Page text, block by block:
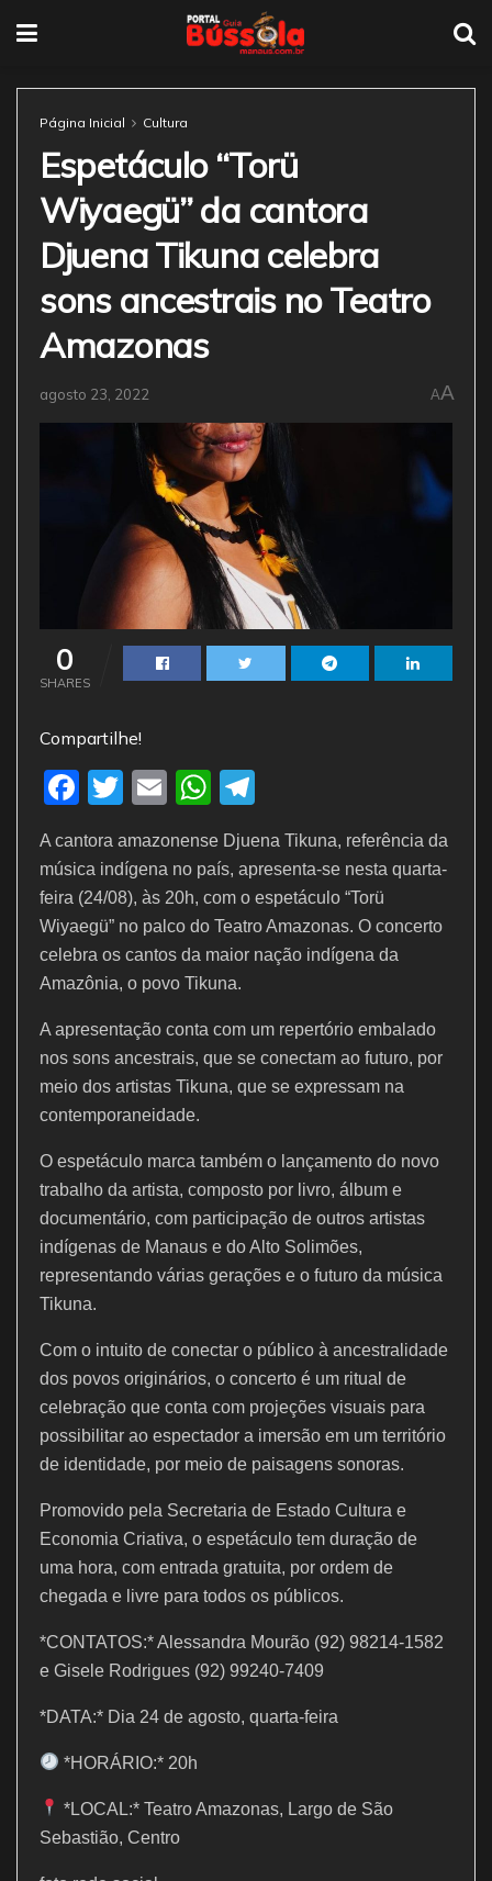
Página Inicial Cultura
Espetáculo “Torü
Wiyaegü” da cantora
Djuena Tikuna celebra
sons ancestrais no Teatro
Amazonas
agosto 23, 2022 AA
0
SHARES
Compartilhe!
F
c
e
b
o
o
k
T
itt
er
E
ai
l
W
h
at
s
A
p
p
e
gr
a
m
A cantora amazonense Djuena Tikuna, referência da
música indígena no país, apresenta-se nesta quarta-
feira (24/08), às 20h, com o espetáculo “Torü
Wiyaegü” no palco do Teatro Amazonas. O concerto
celebra os cantos da maior nação indígena da
Amazônia, o povo Tikuna.
A apresentação conta com um repertório embalado
nos sons ancestrais, que se conectam ao futuro, por
meio dos artistas Tikuna, que se expressam na
contemporaneidade.
O espetáculo marca também o lançamento do novo
trabalho da artista, composto por livro, álbum e
documentário, com participação de outros artistas
indígenas de Manaus e do Alto Solimões,
representando várias gerações e o futuro da música
Tikuna.
Com o intuito de conectar o público à ancestralidade
dos povos originários, o concerto é um ritual de
celebração que conta com projeções visuais para
possibilitar ao espectador a imersão em um território
de identidade, por meio de paisagens sonoras.
Promovido pela Secretaria de Estado Cultura e
Economia Criativa, o espetáculo tem duração de
uma hora, com entrada gratuita, por ordem de
chegada e livre para todos os públicos.
*CONTATOS:* Alessandra Mourão (92) 98214-1582
e Gisele Rodrigues (92) 99240-7409
*DATA:* Dia 24 de agosto, quarta-feira
*HORÁRIO:* 20h
*LOCAL:* Teatro Amazonas, Largo de São
Sebastião, Centro